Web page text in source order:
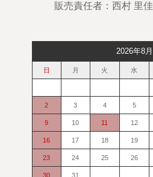
販売責任者：西村 里佳
2026年8月
日 月 火 水
2 3 4 5
9 10 11 12
16 17 18 19
23 24 25 26
30 31